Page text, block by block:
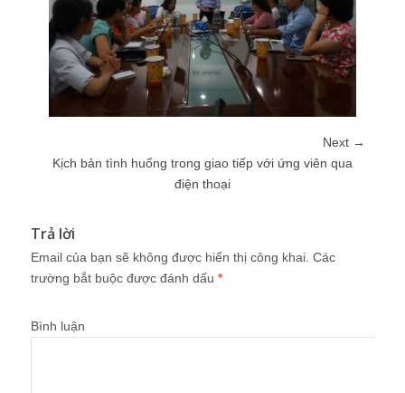
Next →
Kịch bản tình huống trong giao tiếp với ứng viên qua
điện thoại
Trả lời
Email của bạn sẽ không được hiển thị công khai. Các
trường bắt buộc được đánh dấu *
Bình luận